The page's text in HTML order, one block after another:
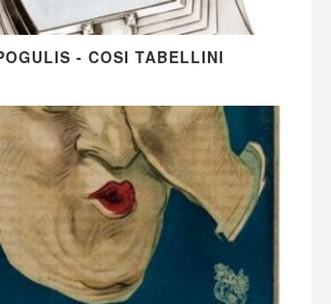
- COSI TABELLINI